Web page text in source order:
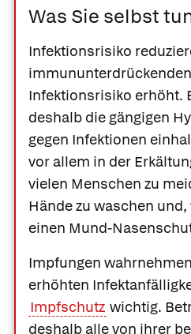
Was Sie selbst
Infektionsrisiko
Infektionsrisiko erhöht.
deshalb die gängigen
gegen Infektionen
vor allem in der
vielen Menschen zu
Hände zu waschen
einen Mund-
Impfungen
erhöhten
Impfschutz wichtig.
deshalb alle von ihrer